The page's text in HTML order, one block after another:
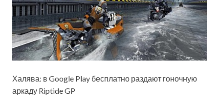
Халява: в Google Play бесплатно раздают гоночную
аркаду Riptide GP